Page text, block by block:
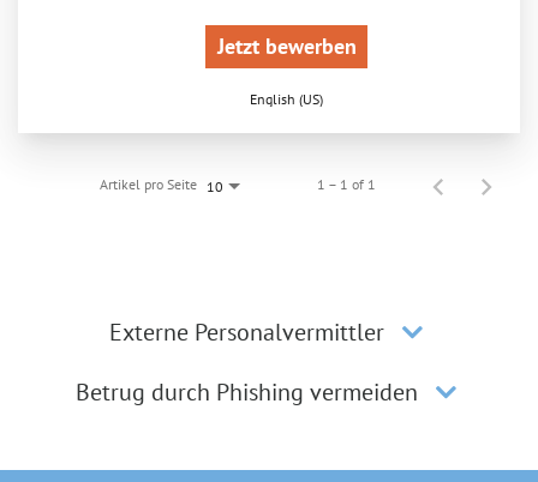
Jetzt bewerben
English (US)
Artikel pro Seite 10 1 – 1 of 1
Externe Personalvermittler
Betrug durch Phishing vermeiden